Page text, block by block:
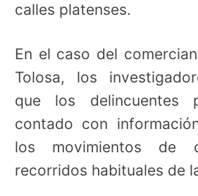
calles platenses.
En el caso del
Tolosa, los
que los delincuentes
contado con
los movimientos de
recorridos habituales de